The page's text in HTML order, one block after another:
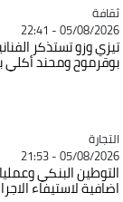
Catégorie
ثقافة
05/08/2026 - 22:41
تيزي وزو تستذكر
بوقرموح ومحند أكلي
Catégorie
التجارة
05/08/2026 - 21:53
التوطين البنكي
اضافية لاستيفاء